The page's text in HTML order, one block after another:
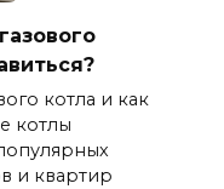
котла и как
котлы
и квартир